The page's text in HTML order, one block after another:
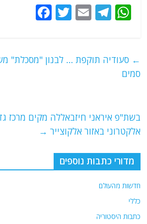
W
h
s
T
el
g
E
m
l
T
w
er
e
k
← סעודיה תוקפת … לבנון "מסכלת"
סמים
בשת"פ איראני חיזבאללה מקים מרכז
אלקטרוני באזור אלקוצייר →
מדורי כתבות נוספים
חדשות מהעולם
כללי
כתבות היסטוריה